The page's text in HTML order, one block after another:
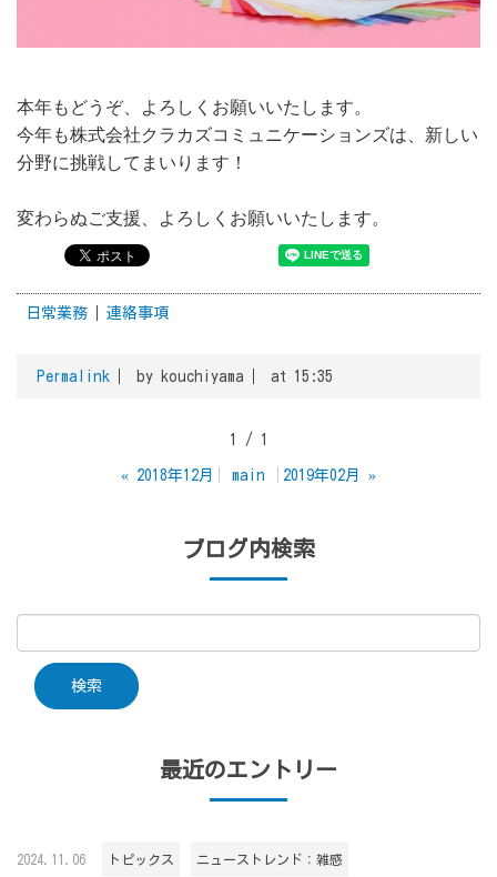
本年もどうぞ、よろしくお願いいたします。
今年も株式会社クラカズコミュニケーションズは、新しい
分野に挑戦してまいります！
変わらぬご支援、よろしくお願いいたします。
日常業務 連絡事項
Permalink by kouchiyama at 15:35
1 / 1
« 2018年12月 main 2019年02月 »
ブログ内検索
最近のエントリー
2024.11.06 トピックス ニューストレンド：雑感